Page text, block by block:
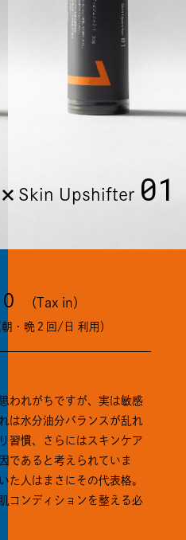
Skin Upshifter 01
（Tax in）
・晩２回/日 利用）
われがちですが、実は敏感
は水分油分バランスが乱れ
習慣、さらにはスキンケア
であると考えられていま
た人はまさにその代表格。
コンディションを整える必